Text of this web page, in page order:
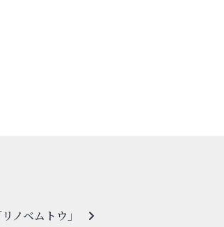
ノベムトウ」